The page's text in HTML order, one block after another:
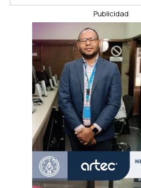
Publicidad